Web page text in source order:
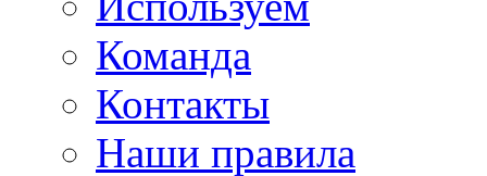
Команда
Контакты
Наши правила